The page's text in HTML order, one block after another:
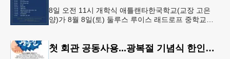
8일 오전 11시 개학식 애틀랜타한국학교(교장 고은
양)가 8월 8일(토) 둘루스 루이스 래드로프 중학교에
첫 회관 공동사용...광복절 기념식 한인회관서